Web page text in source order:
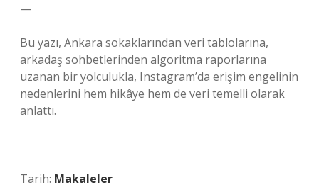
—
Bu yazı, Ankara sokaklarından veri tablolarına,
arkadaş sohbetlerinden algoritma raporlarına
uzanan bir yolculukla, Instagram’da erişim engelinin
nedenlerini hem hikâye hem de veri temelli olarak
anlattı.
Tarih: Makaleler